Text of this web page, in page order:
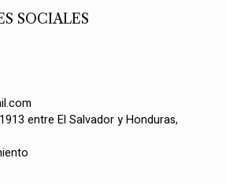
SOCIALES
entre El Salvador y Honduras,